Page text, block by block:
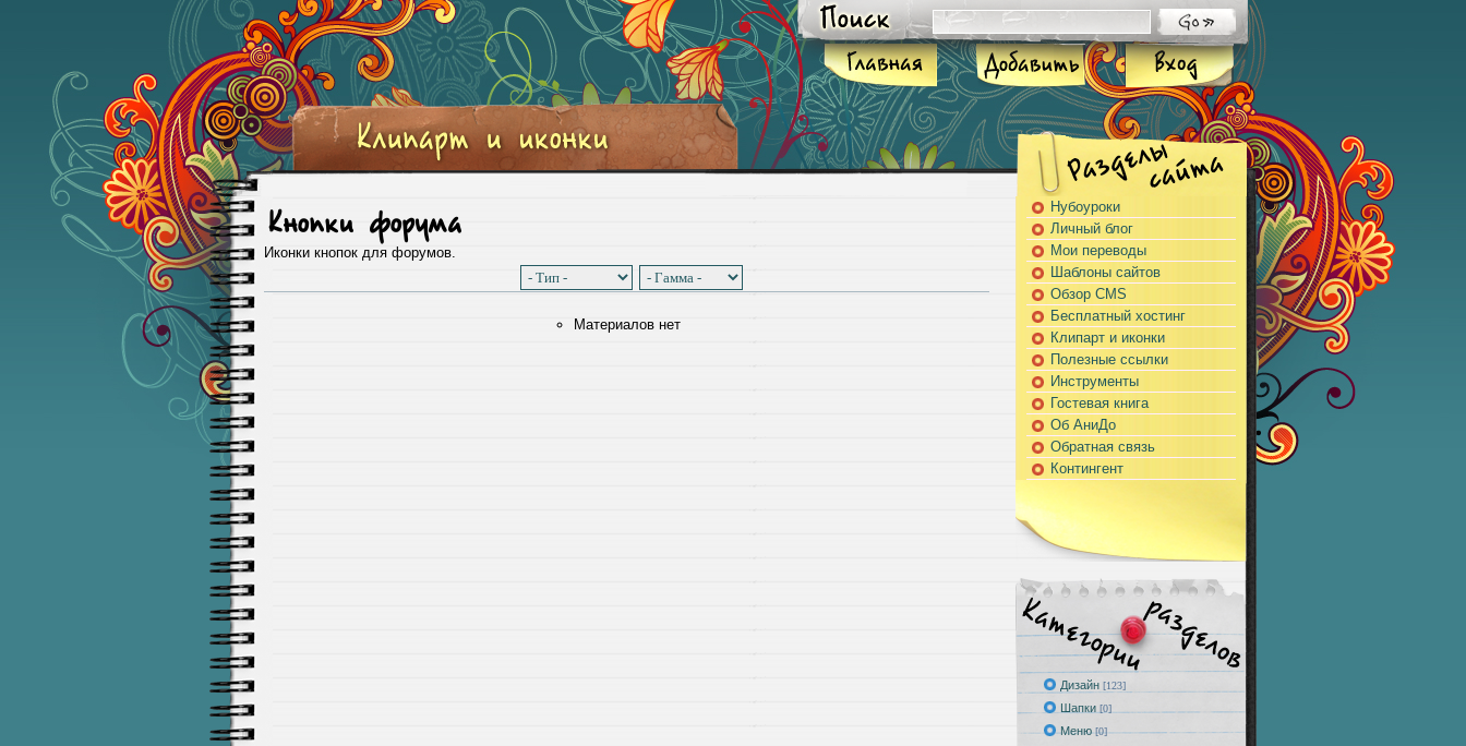
Кнопки форума
Иконки кнопок для форумов.
Материалов нет
Нубоуроки
Личный блог
Мои переводы
Шаблоны сайтов
Обзор CMS
Бесплатный хостинг
Клипарт и иконки
Полезные ссылки
Инструменты
Гостевая книга
Об АниДо
Обратная связь
Контингент
Дизайн [123]
Шапки [0]
Меню [0]